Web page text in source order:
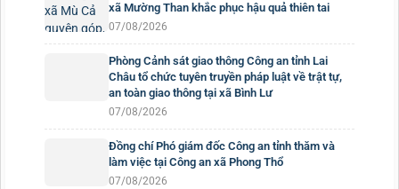
xã Mường Than khắc phục hậu quả thiên tai
07/08/2026
Phòng Cảnh sát giao thông Công an tỉnh Lai
Châu tổ chức tuyên truyền pháp luật về trật tự,
an toàn giao thông tại xã Bình Lư
07/08/2026
Đồng chí Phó giám đốc Công an tỉnh thăm và
làm việc tại Công an xã Phong Thổ
07/08/2026